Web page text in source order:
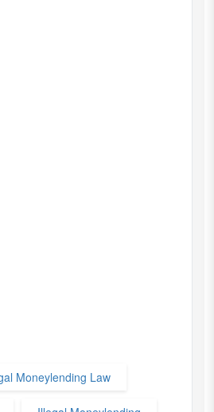
Moneylending Law